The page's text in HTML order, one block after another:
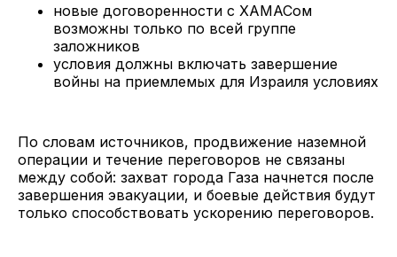
новые договоренности с ХАМАСом
возможны только по всей группе
заложников
условия должны включать завершение
войны на приемлемых для Израиля условиях
По словам источников, продвижение наземной
операции и течение переговоров не связаны
между собой: захват города Газа начнется после
завершения эвакуации, и боевые действия будут
только способствовать ускорению переговоров.